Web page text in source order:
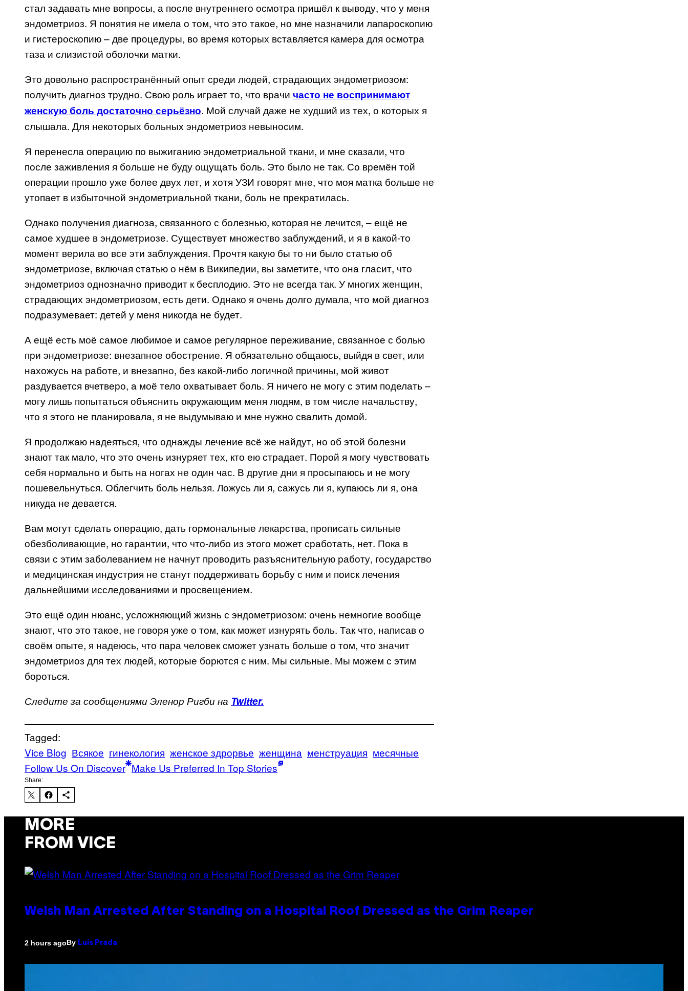
стал задавать мне вопросы, а после внутреннего осмотра пришёл к выводу, что у меня
эндометриоз. Я понятия не имела о том, что это такое, но мне назначили лапароскопию
и гистероскопию – две процедуры, во время которых вставляется камера для осмотра
таза и слизистой оболочки матки.
Это довольно распространённый опыт среди людей, страдающих эндометриозом:
получить диагноз трудно. Свою роль играет то, что врачи часто не воспринимают
женскую боль достаточно серьёзно. Мой случай даже не худший из тех, о которых я
слышала. Для некоторых больных эндометриоз невыносим.
Я перенесла операцию по выжиганию эндометриальной ткани, и мне сказали, что
после заживления я больше не буду ощущать боль. Это было не так. Со времён той
операции прошло уже более двух лет, и хотя УЗИ говорят мне, что моя матка больше не
утопает в избыточной эндометриальной ткани, боль не прекратилась.
Однако получения диагноза, связанного с болезнью, которая не лечится, – ещё не
самое худшее в эндометриозе. Существует множество заблуждений, и я в какой-то
момент верила во все эти заблуждения. Прочтя какую бы то ни было статью об
эндометриозе, включая статью о нём в Википедии, вы заметите, что она гласит, что
эндометриоз однозначно приводит к бесплодию. Это не всегда так. У многих женщин,
страдающих эндометриозом, есть дети. Однако я очень долго думала, что мой диагноз
подразумевает: детей у меня никогда не будет.
А ещё есть моё самое любимое и самое регулярное переживание, связанное с болью
при эндометриозе: внезапное обострение. Я обязательно общаюсь, выйдя в свет, или
нахожусь на работе, и внезапно, без какой-либо логичной причины, мой живот
раздувается вчетверо, а моё тело охватывает боль. Я ничего не могу с этим поделать –
могу лишь попытаться объяснить окружающим меня людям, в том числе начальству,
что я этого не планировала, я не выдумываю и мне нужно свалить домой.
Я продолжаю надеяться, что однажды лечение всё же найдут, но об этой болезни
знают так мало, что это очень изнуряет тех, кто ею страдает. Порой я могу чувствовать
себя нормально и быть на ногах не один час. В другие дни я просыпаюсь и не могу
пошевельнуться. Облегчить боль нельзя. Ложусь ли я, сажусь ли я, купаюсь ли я, она
никуда не девается.
Вам могут сделать операцию, дать гормональные лекарства, прописать сильные
обезболивающие, но гарантии, что что-либо из этого может сработать, нет. Пока в
связи с этим заболеванием не начнут проводить разъяснительную работу, государство
и медицинская индустрия не станут поддерживать борьбу с ним и поиск лечения
дальнейшими исследованиями и просвещением.
Это ещё один нюанс, усложняющий жизнь с эндометриозом: очень немногие вообще
знают, что это такое, не говоря уже о том, как может изнурять боль. Так что, написав о
своём опыте, я надеюсь, что пара человек сможет узнать больше о том, что значит
эндометриоз для тех людей, которые борются с ним. Мы сильные. Мы можем с этим
бороться.
Следите за сообщениями Эленор Ригби на Twitter.
Tagged:
Vice Blog Всякое гинекология женское здрорвье женщина менструация месячные
Follow Us On Discover Make Us Preferred In Top Stories
Share:
MORE
FROM VICE
Welsh Man Arrested After Standing on a Hospital Roof Dressed as the Grim Reaper
2 hours agoBy Luis Prada